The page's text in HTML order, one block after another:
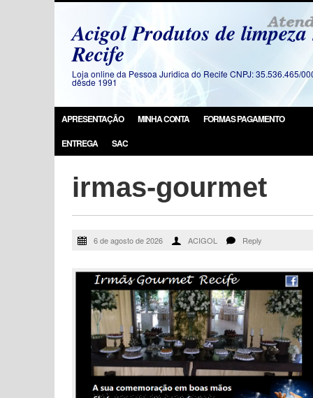
Acigol Produtos de
Recife
Loja online da Pessoa Juridica do Recife CNPJ: 35.536.465/
dêsde 1991
APRESENTAÇÃO MINHA CONTA
FORMAS PAGAMENTO
ENTREGA
SAC
irmas-gourmet
6 de agosto de 2026 ACIGOL Reply